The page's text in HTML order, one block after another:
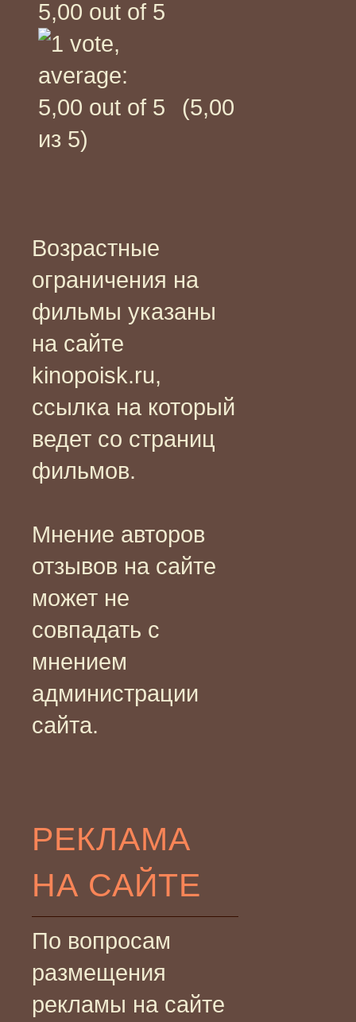
(5,00
из 5)
Возрастные
ограничения на
фильмы указаны
на сайте
kinopoisk.ru,
ссылка на который
ведет со страниц
фильмов.
Мнение авторов
отзывов на сайте
может не
совпадать с
мнением
администрации
сайта.
РЕКЛАМА
НА САЙТЕ
По вопросам
размещения
рекламы на сайте